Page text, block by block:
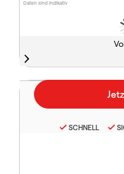
Daten sind indikativ
SCHNELL